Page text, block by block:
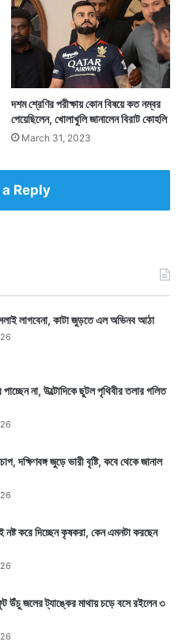
দশম শ্রেণির পরীক্ষায় কোন বিষয়ে কত নম্বর
পেয়েছিলেন, খোলাখুলি জানালেন বিরাট কোহলি
March 31, 2023
Reply
লাগবেনা, কাটা জুড়তে এল অভিনব আঠা
পাচ্ছেন না, উল্টোদিকে ছুটল পৃথিবীর তলার গলিত
দক্ষিণবঙ্গ জুড়ে ভারী বৃষ্টি, কবে থেকে জানাল
নষ্ট করে দিচ্ছেন কৃষকরা, কেন এমনটা করছেন
উঁচু জলের ট্যাঙ্কের মাথায় চড়ে বসে রইলেন ৩